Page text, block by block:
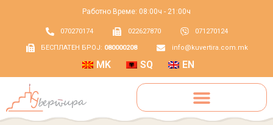
Работно Време: 08:00ч - 21:00ч
070270174 022627870 071270124
БЕСПЛАТЕН БРОЈ: 080000208 info@kuvertira.com.mk
MK SQ EN